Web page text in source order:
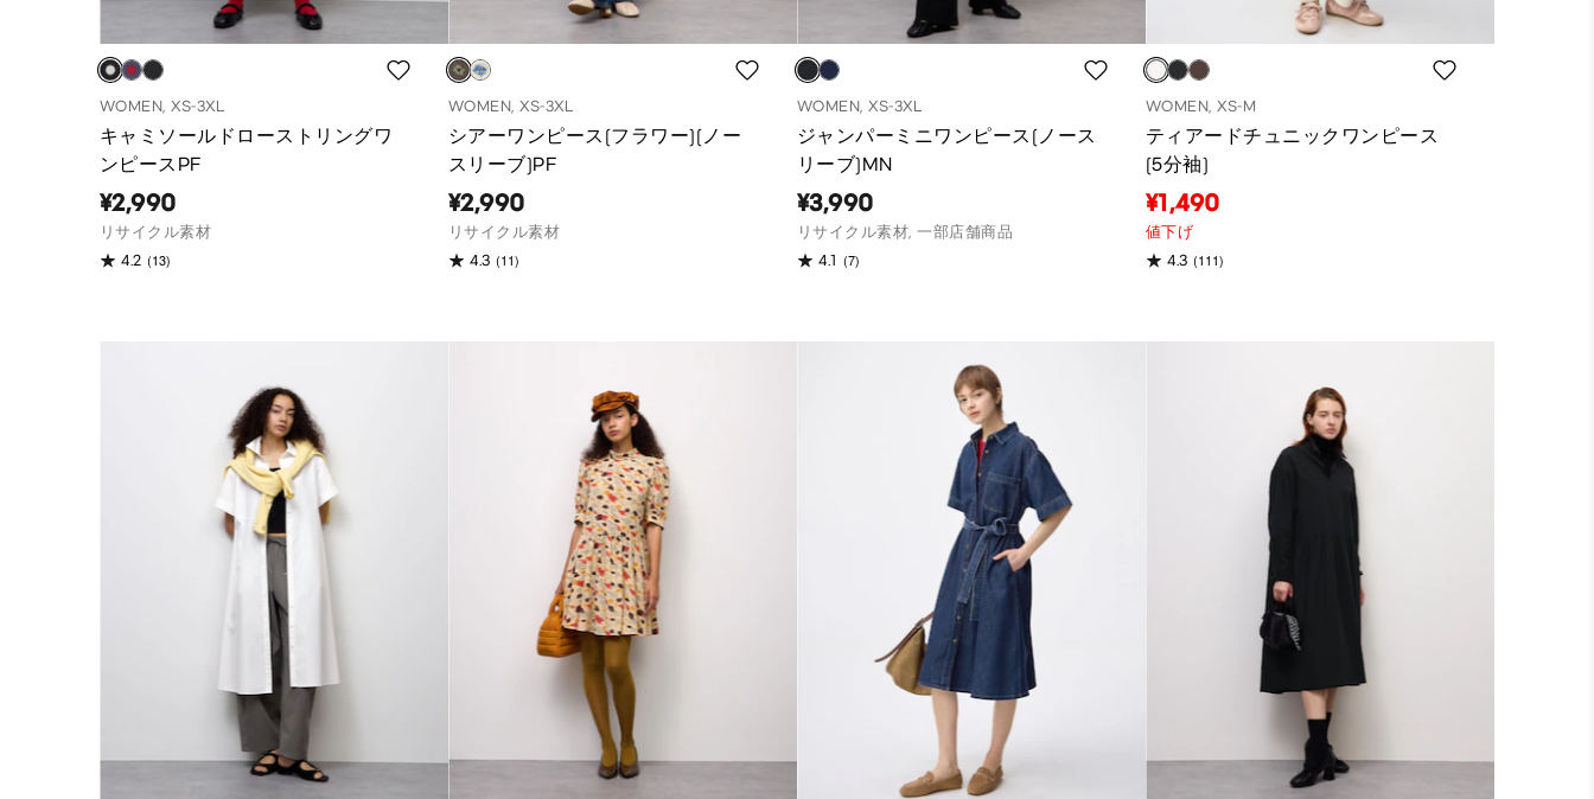
WOMEN, XS-3XL
キャミソールドローストリングワ
ンピースPF
¥2,990
リサイクル素材
4.2 (13)
WOMEN, XS-3XL
シアーワンピース(フラワー)(ノー
スリーブ)PF
¥2,990
リサイクル素材
4.3 (11)
WOMEN, XS-3XL
ジャンパーミニワンピース(ノース
リーブ)MN
¥3,990
リサイクル素材, 一部店舗商品
4.1 (7)
WOMEN, XS-M
ティアードチュニックワンピース
(5分袖)
¥1,490
値下げ
4.3 (111)